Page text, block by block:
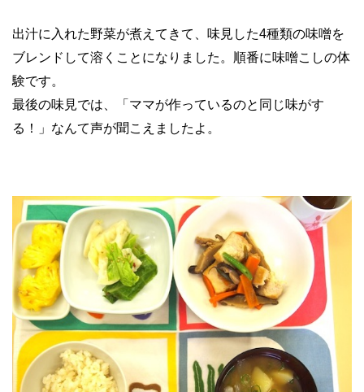
出汁に入れた野菜が煮えてきて、味見した4種類の味噌を
ブレンドして溶くことになりました。順番に味噌こしの体
験です。
最後の味見では、「ママが作っているのと同じ味がす
る！」なんて声が聞こえましたよ。